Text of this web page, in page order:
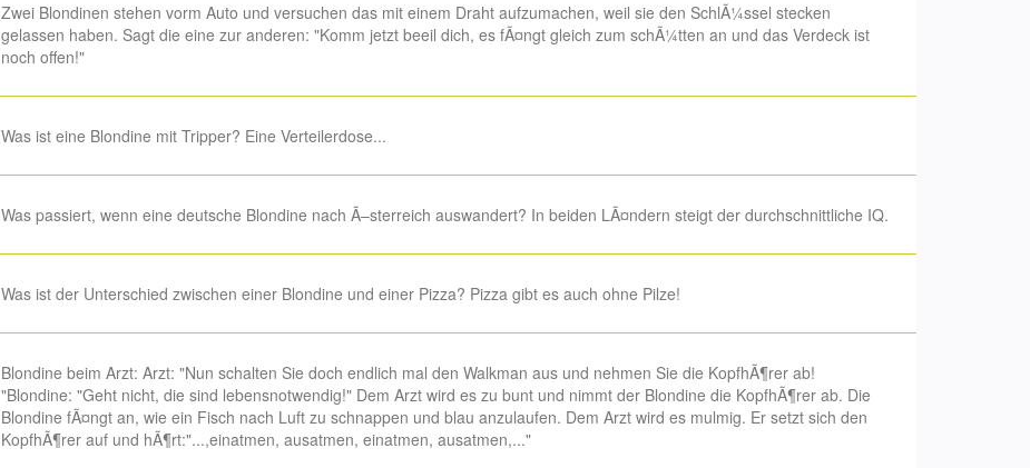
Zwei Blondinen stehen vorm Auto und versuchen das mit einem Draht aufzumachen, weil sie den SchlÃ¼ssel stecken
gelassen haben. Sagt die eine zur anderen: "Komm jetzt beeil dich, es fÃ¤ngt gleich zum schÃ¼tten an und das Verdeck ist
noch offen!"
Was ist eine Blondine mit Tripper? Eine Verteilerdose...
Was passiert, wenn eine deutsche Blondine nach Ã–sterreich auswandert? In beiden LÃ¤ndern steigt der durchschnittliche IQ.
Was ist der Unterschied zwischen einer Blondine und einer Pizza? Pizza gibt es auch ohne Pilze!
Blondine beim Arzt: Arzt: "Nun schalten Sie doch endlich mal den Walkman aus und nehmen Sie die KopfhÃ¶rer ab!
"Blondine: "Geht nicht, die sind lebensnotwendig!" Dem Arzt wird es zu bunt und nimmt der Blondine die KopfhÃ¶rer ab. Die
Blondine fÃ¤ngt an, wie ein Fisch nach Luft zu schnappen und blau anzulaufen. Dem Arzt wird es mulmig. Er setzt sich den
KopfhÃ¶rer auf und hÃ¶rt:"...,einatmen, ausatmen, einatmen, ausatmen,..."